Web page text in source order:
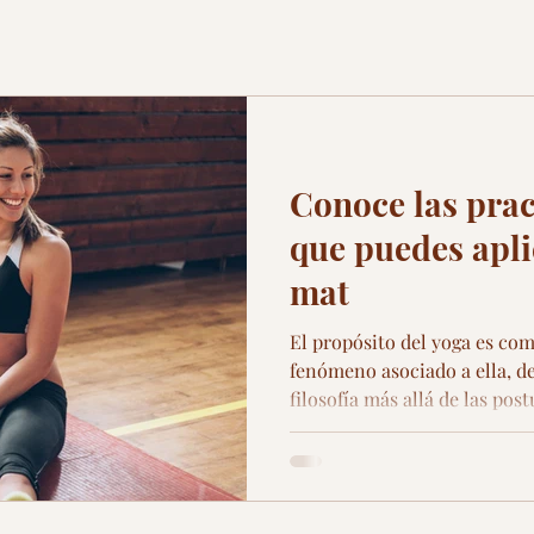
Conoce las
que puedes
mat
El propósito del yoga es
fenómeno asociado a ella,
filosofía más allá de las